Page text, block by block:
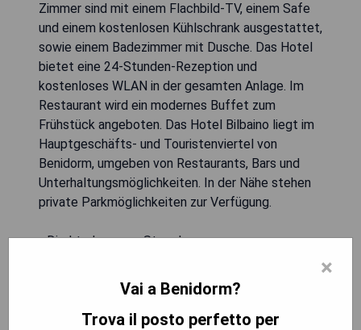
Zimmer sind mit einem Flachbild-TV, einem Safe
und einem kostenlosen Kühlschrank ausgestattet,
sowie einem Badezimmer mit Dusche. Das Hotel
bietet eine 24-Stunden-Rezeption und
kostenloses WLAN in der gesamten Anlage. Im
Restaurant wird ein modernes Buffet zum
Frühstück angeboten. Das Hotel Bilbaino liegt im
Hauptgeschäfts- und Touristenviertel von
Benidorm, umgeben von Restaurants, Bars und
Unterhaltungsmöglichkeiten. In der Nähe stehen
private Parkmöglichkeiten zur Verfügung.
- Direkte Lage am Strand
- Kostenloses WLAN im gesamten Hotel
- Vielfältiges Frühstücksbuffet
- Nahe an Einkaufsmöglichkeiten und Restaurants
×
Vai a Benidorm?
Trova il posto perfetto per